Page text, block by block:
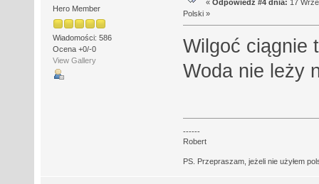
Hero Member
Wiadomości: 586
Ocena +0/-0
View Gallery
« Odpowiedź #4 dnia: 17
Polski »
Wilgoć ciągnie
Woda nie leży
------
Robert
PS. Przepraszam, jeżeli nie użyłem